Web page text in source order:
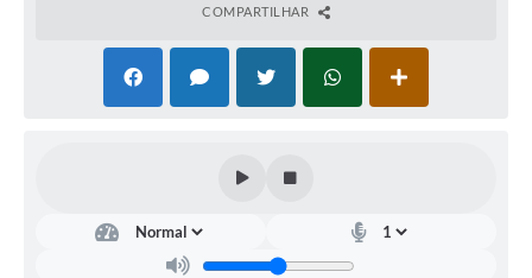
COMPARTILHAR